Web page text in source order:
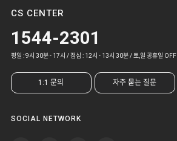
CS CENTER
1544-2301
평일 : 9시 30분 - 17시 / 점심 : 12시 - 13시 30분 / 토,일 공휴일 OFF
1:1 문의 자주 묻는 질문
SOCIAL NETWORK